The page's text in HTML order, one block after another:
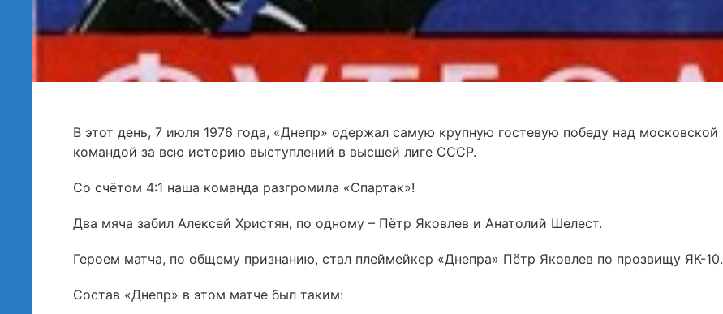
В этот день, 7 июля 1976 года, «Днепр» одержал самую крупную гостевую победу над московской
командой за всю историю выступлений в высшей лиге СССР.
Со счётом 4:1 наша команда разгромила «Спартак»!
Два мяча забил Алексей Христян, по одному – Пётр Яковлев и Анатолий Шелест.
Героем матча, по общему признанию, стал плеймейкер «Днепра» Пётр Яковлев по прозвищу ЯК-10.
Состав «Днепр» в этом матче был таким: